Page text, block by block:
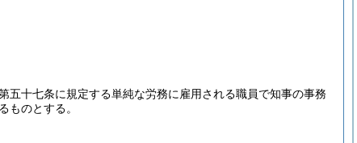
五十七条に規定する単純な労務に雇用される職員で知事の事務
ものとする。